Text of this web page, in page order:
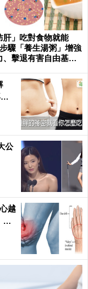
肝」吃對食物就能
驟「養生湯粥」增強
、擊退有害自由基｜
公
越
！